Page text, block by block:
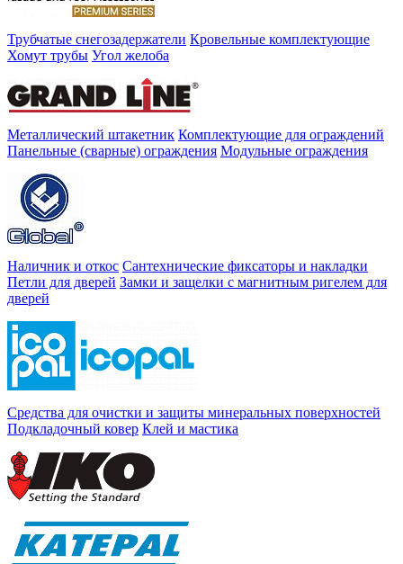
Трубчатые снегозадержатели Кровельные комплектующие
Хомут трубы Угол желоба
Металлический штакетник Комплектующие для ограждений
Панельные (сварные) ограждения Модульные ограждения
Наличник и откос Сантехнические фиксаторы и накладки
Петли для дверей Замки и защелки с магнитным ригелем для
дверей
Средства для очистки и защиты минеральных поверхностей
Подкладочный ковер Клей и мастика